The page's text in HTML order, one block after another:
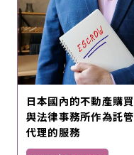
日本國內的不動產購買
與法律事務所作為託管
代理的服務